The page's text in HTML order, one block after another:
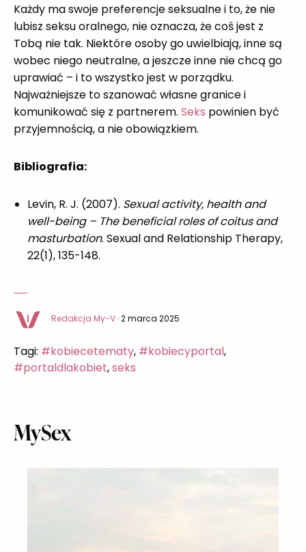
Każdy ma swoje preferencje seksualne i to, że nie
lubisz seksu oralnego, nie oznacza, że coś jest z
Tobą nie tak. Niektóre osoby go uwielbiają, inne są
wobec niego neutralne, a jeszcze inne nie chcą go
uprawiać – i to wszystko jest w porządku.
Najważniejsze to szanować własne granice i
komunikować się z partnerem. Seks powinien być
przyjemnością, a nie obowiązkiem.
Bibliografia:
Levin, R. J. (2007). Sexual activity, health and
well-being – The beneficial roles of coitus and
masturbation. Sexual and Relationship Therapy,
22(1), 135-148.
Redakcja My-V · 2 marca 2025
Tagi: #kobiecetematy, #kobiecyportal,
#portaldlakobiet,seks
MySex